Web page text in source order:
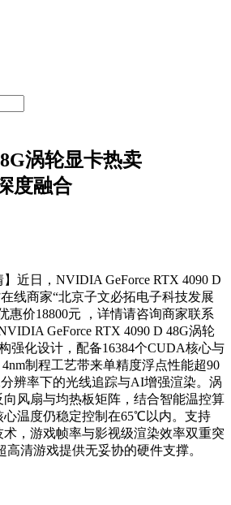
涡轮显卡热卖
度融合
】近日，NVIDIA GeForce RTX 4090 D
线商家“北京子文必拓电子科技发展
惠价18800元 ，详情请咨询商家联系
GeForce RTX 4090 D 48G涡轮
强化设计，配备16384个CUDA核心与
制程工艺带来单精度浮点性能超90
辨率下的光线追踪与AI增强渲染。涡
风扇与均热板矩阵，结合智能温控算
心温度仍稳定控制在65℃以内。支持
术，游戏帧率与影视级渲染效率双重突
清游戏提供无妥协的硬件支撑。